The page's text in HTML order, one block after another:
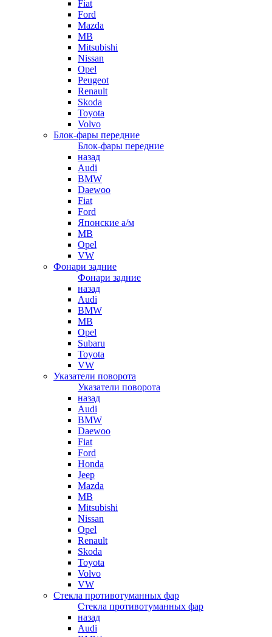
Fiat
Ford
Mazda
MB
Mitsubishi
Nissan
Opel
Peugeot
Renault
Skoda
Toyota
Volvo
Блок-фары передние
Блок-фары передние
назад
Audi
BMW
Daewoo
Fiat
Ford
Японские а/м
MB
Opel
VW
Фонари задние
Фонари задние
назад
Audi
BMW
MB
Opel
Subaru
Toyota
VW
Указатели поворота
Указатели поворота
назад
Audi
BMW
Daewoo
Fiat
Ford
Honda
Jeep
Mazda
MB
Mitsubishi
Nissan
Opel
Renault
Skoda
Toyota
Volvo
VW
Стекла противотуманных фар
Стекла противотуманных фар
назад
Audi